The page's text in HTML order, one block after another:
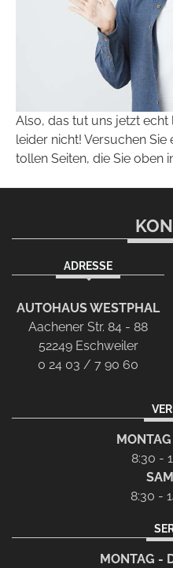
Also, das tut uns jetzt echt
leider nicht! Versuchen
tollen Seiten, die Sie oben
ADRESSE
AUTOHAUS WESTPHAL
Aachener Str. 84 - 88
52249 Eschweiler
0 24 03 / 7 90 60
8:30 -
8:30 -
MONTAG -